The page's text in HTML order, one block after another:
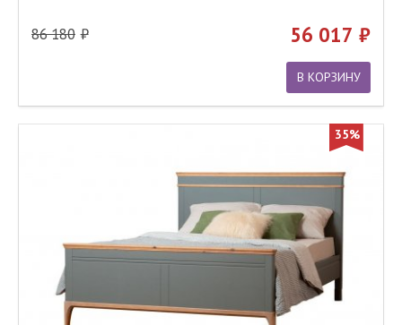
86 180 56 017
В КОРЗИНУ
35%